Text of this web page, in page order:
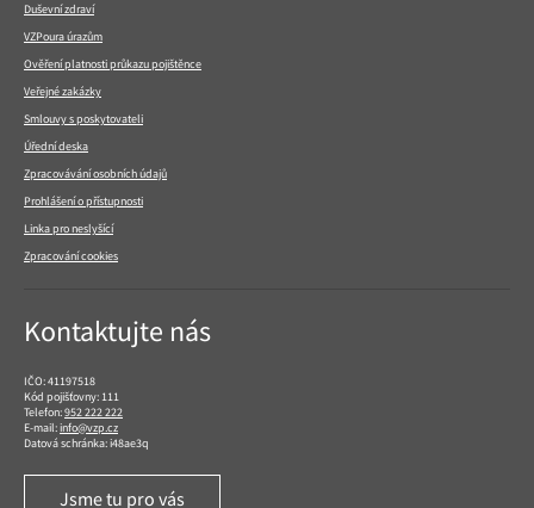
Duševní zdraví
VZPoura úrazům
Ověření platnosti průkazu pojištěnce
Veřejné zakázky
Smlouvy s poskytovateli
Úřední deska
Zpracovávání osobních údajů
Prohlášení o přístupnosti
Linka pro neslyšící
Zpracování cookies
Kontaktujte nás
IČO: 41197518
Kód pojišťovny: 111
Telefon:952 222 222
E-mail:info@vzp.cz
Datová schránka: i48ae3q
Jsme tu pro vás